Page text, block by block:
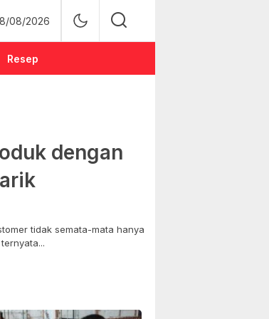
08/2026
Resep
dengan
tidak semata-mata hanya